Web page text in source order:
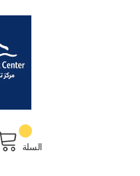
السلة